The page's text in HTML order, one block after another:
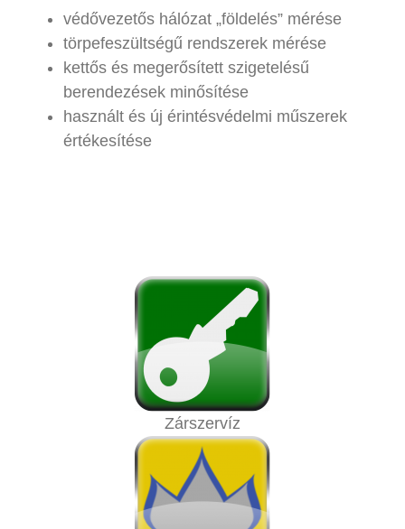
védővezetős hálózat „földelés” mérése
törpefeszültségű rendszerek mérése
kettős és megerősített szigetelésű
berendezések minősítése
használt és új érintésvédelmi műszerek
értékesítése
Zárszervíz